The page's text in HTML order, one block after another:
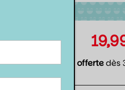
Livraison offertedès